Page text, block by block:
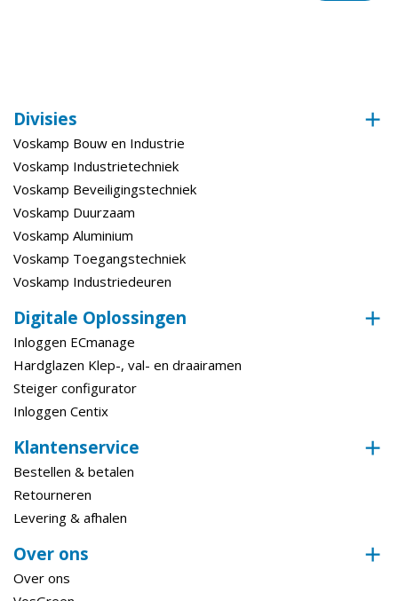
Divisies
Voskamp Bouw en Industrie
Voskamp Industrietechniek
Voskamp Beveiligingstechniek
Voskamp Duurzaam
Voskamp Aluminium
Voskamp Toegangstechniek
Voskamp Industriedeuren
Digitale Oplossingen
Inloggen ECmanage
Hardglazen Klep-, val- en draairamen
Steiger configurator
Inloggen Centix
Klantenservice
Bestellen & betalen
Retourneren
Levering & afhalen
Over ons
Over ons